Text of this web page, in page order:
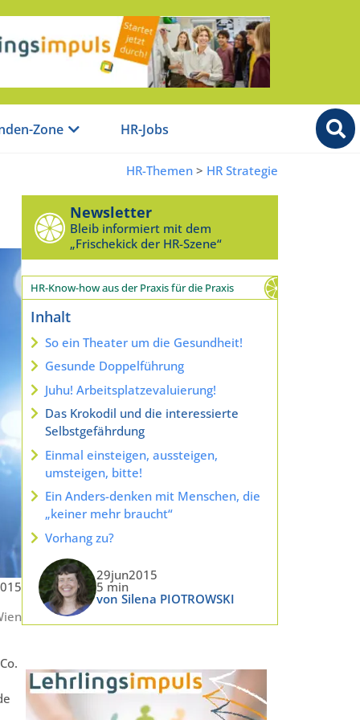
Zone HR-Jobs
HR-Themen > HR Strategie
Newsletter
Bleib informiert mit dem
„Frischekick der HR-Szene“
HR-Know-how aus der Praxis für die Praxis
Inhalt
So ein Theater um die Gesundheit!
Gesunde Doppelführung
Juhu! Arbeitsplatzevaluierung!
Das Krokodil und die interessierte
Selbstgefährdung
Einmal einsteigen, aussteigen,
umsteigen, bitte!
Ein Anders-denken mit Menschen, die
„keiner mehr braucht“
Vorhang zu?
29jun2015
5 min
von Silena PIOTROWSKI